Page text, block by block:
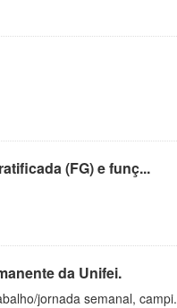
(FG) e funç...
da Unifei.
jornada semanal, campi.